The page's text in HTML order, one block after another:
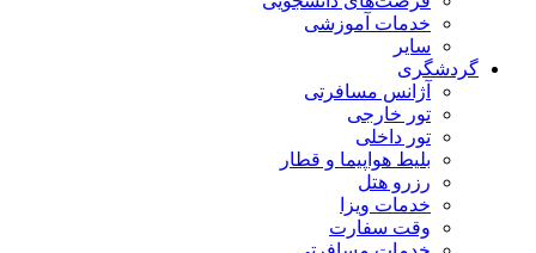
خدمات آموزشی
سایر
گردشگری
آژانس مسافرتی
تور خارجی
تور داخلی
بلیط هواپیما و قطار
رزرو هتل
خدمات ویزا
وقت سفارت